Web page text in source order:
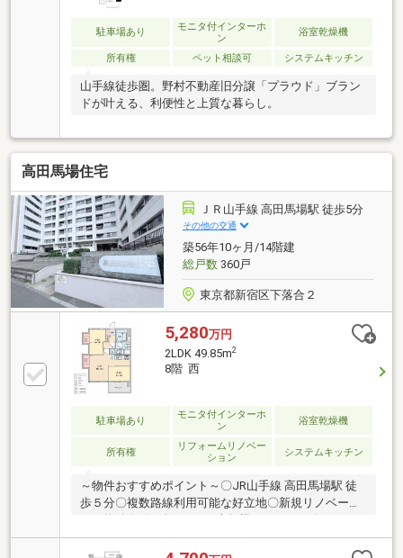
ドシリーズ独自『床快full』
駐車場あり
モニタ付インターホ
ン
浴室乾燥機
所有権 ペット相談可 システムキッチン
山手線徒歩圏。野村不動産旧分譲「プラウド」ブラン
ドが叶える、利便性と上質な暮らし。
高田馬場住宅
ＪＲ山手線 高田馬場駅 徒歩5分
その他の交通
築56年10ヶ月/14階建
総戸数360戸
東京都新宿区下落合２
5,280万円
2LDK 49.85m2
8階 西
駐車場あり
モニタ付インターホ
ン
浴室乾燥機
所有権
リフォームリノベー
ション
システムキッチン
～物件おすすめポイント～〇JR山手線 高田馬場駅 徒
歩５分〇複数路線利用可能な好立地〇新規リノベーシ
ーター3基完備！〇長期修繕計画有り〇四季の移ろい
が愉しめる「おとめ山公園」まで徒歩3分赤色ボタン